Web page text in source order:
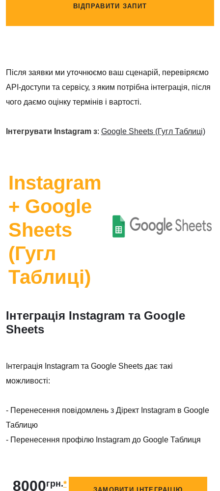
ВІДПРАВИТИ ЗАПИТ
Після заявки ми уточнюємо ваш сценарій, перевіряємо
API-доступи та сервісу, з яким потрібна інтеграція, після
чого даємо оцінку термінів і вартості.
Інтегрувати Instagram з: Google Sheets (Гугл Таблиці)
Instagram
+ Google
Sheets
(Гугл
Таблиці)
Інтеграція Instagram та Google
Sheets
Інтеграція Instagram та Google Sheets дає такі
можливості:
- Перенесення повідомлень з Дірект Instagram в Google
Таблицю
- Перенесення профілю Instagram до Google Таблиця
8000грн.*